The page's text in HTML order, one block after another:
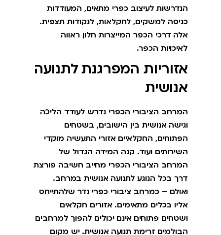
הנדרשות לעיצוב כפרי מתאים, המעודדות
כניסה למשקים, לחקלאות, לנקודות תצפית.
אלה דרכי הכפר המייצרות חלון ראווה
לאיכויות הכפר.
אזוריות המפרגנת לתנועה
אנושית
המרחב הציבורי הכפרי נדרש לעודד הליכה
וגישה אנושית בין הישובים, בשטחים
הפתוחים, החקלאיים אזורי התעשיה מוקדי
השירותים ועוד. קנה המידה הגדול של
המרחב הציבורי הכפרי מחייב חשיבה פורצת
דרך בכל הנוגע לתנועה אנושית במרחב.
ואולם – כמרחב ציבורי כפרי נדר שלהתייחס
אליו בכלים מתאימים. אזורים חקלאים
ושטחים פתוחים אינם יכולים להפוך למרחבים
הבולמים זרימת תנועה אנושית. יש מקום